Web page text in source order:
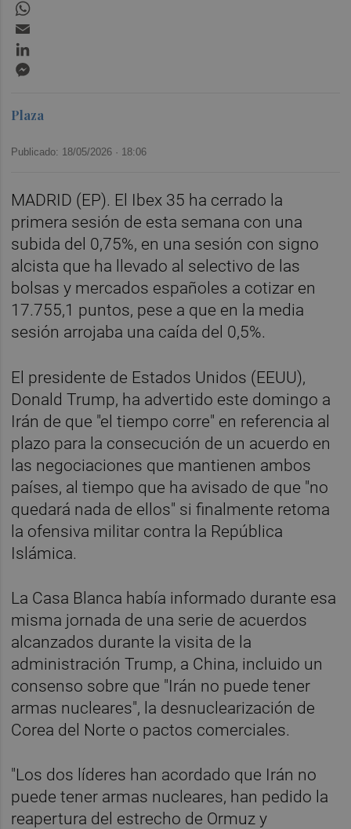
Plaza
Publicado: 18/05/2026 · 18:06
MADRID (EP). El Ibex 35 ha cerrado la
primera sesión de esta semana con una
subida del 0,75%, en una sesión con signo
alcista que ha llevado al selectivo de las
bolsas y mercados españoles a cotizar en
17.755,1 puntos, pese a que en la media
sesión arrojaba una caída del 0,5%.
El presidente de Estados Unidos (EEUU),
Donald Trump, ha advertido este domingo a
Irán de que "el tiempo corre" en referencia al
plazo para la consecución de un acuerdo en
las negociaciones que mantienen ambos
países, al tiempo que ha avisado de que "no
quedará nada de ellos" si finalmente retoma
la ofensiva militar contra la República
Islámica.
La Casa Blanca había informado durante esa
misma jornada de una serie de acuerdos
alcanzados durante la visita de la
administración Trump, a China, incluido un
consenso sobre que "Irán no puede tener
armas nucleares", la desnuclearización de
Corea del Norte o pactos comerciales.
"Los dos líderes han acordado que Irán no
puede tener armas nucleares, han pedido la
reapertura del estrecho de Ormuz y